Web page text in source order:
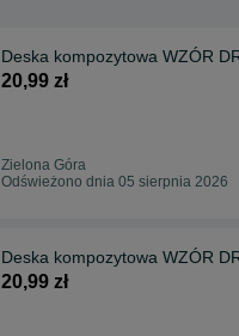
20,99 zł
Zielona Góra
Odświeżono dnia 05 sierpnia 2026
Deska kompozytowa WZÓR
20,99 zł